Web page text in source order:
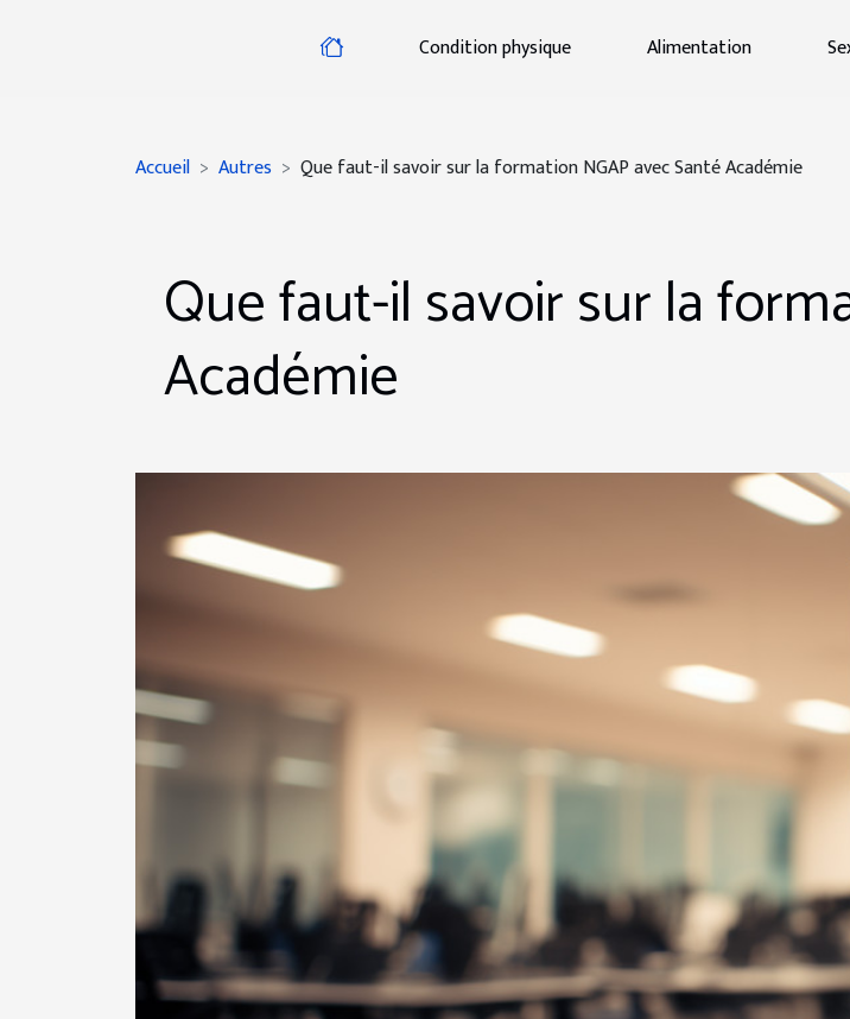
Condition physique Alimentation
Accueil Autres Que faut-il savoir sur la formation NGAP avec Santé Académie
Que faut-il savoir sur la
Académie